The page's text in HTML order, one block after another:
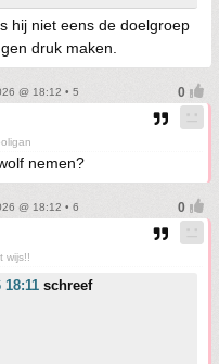
hij niet eens de doelgroep
druk maken.
@ 18:12 • 5
nemen?
@ 18:12 • 6
wijs!!
schreef